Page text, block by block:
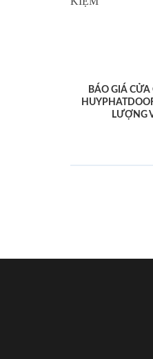
BÁO GIÁ CỬA
LƯỢNG